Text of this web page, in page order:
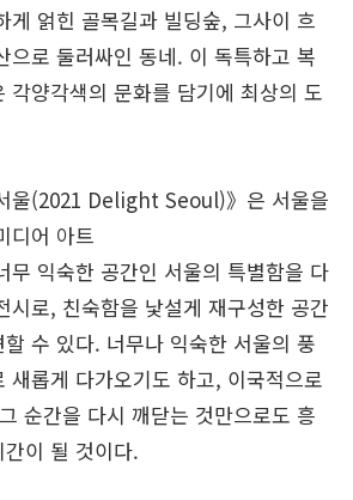
게 얽힌 골목길과 빌딩숲, 그사이 흐
으로 둘러싸인 동네. 이 독특하고 복
각양각색의 문화를 담기에 최상의 도
울(2021 Delight Seoul)》은 서울을
디어 아트
무 익숙한 공간인 서울의 특별함을 다
시로, 친숙함을 낯설게 재구성한 공간
수 있다. 너무나 익숙한 서울의 풍
새롭게 다가오기도 하고, 이국적으로
순간을 다시 깨닫는 것만으로도 흥
이 될 것이다.